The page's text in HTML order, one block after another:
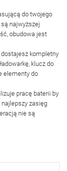
do twojego
najwyższej
obudowa jest
dostajesz kompletny
klucz do
elementy do
pracę baterii by
zasięg
nie są